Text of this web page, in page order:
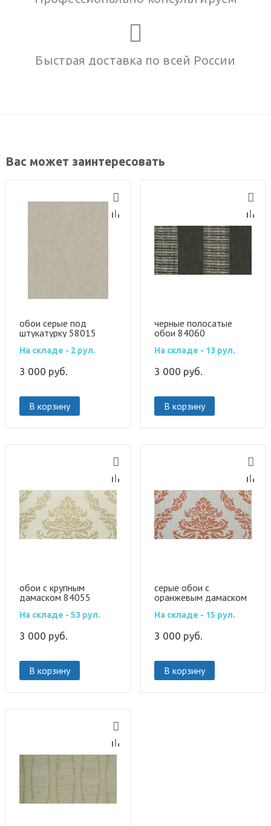
Быстрая доставка по всей России
Вас может заинтересовать
обои серые под
штукатурку 58015
На складе - 2 рул.
3 000 руб.
В корзину
черные полосатые
обои 84060
На складе - 13 рул.
3 000 руб.
В корзину
обои с крупным
дамаском 84055
На складе - 53 рул.
3 000 руб.
В корзину
серые обои с
оранжевым дамаском
На складе - 15 рул.
3 000 руб.
В корзину